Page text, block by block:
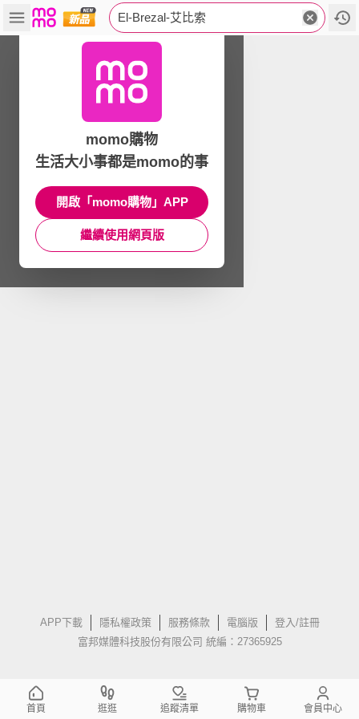
El-Brezal-艾比索
APP下載 隱私權政策 服務條款 電腦版
登入/註冊
富邦媒體科技股份有限公司 統編：27365925
momo購物
生活大小事都是momo的事
開啟「momo購物」APP
繼續使用網頁版
首頁 逛逛 追蹤清單 購物車 會員中心